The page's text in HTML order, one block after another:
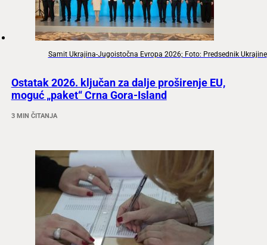
Samit Ukrajina-Jugoistočna Evropa 2026; Foto: Predsednik Ukrajine
Ostatak 2026. ključan za dalje proširenje EU,
moguć „paket“ Crna Gora-Island
3 MIN ČITANJA